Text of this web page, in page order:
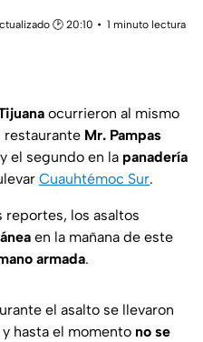
🕑 20:10
1 minuto lectura
ocurrieron al mismo
restaurante Mr. Pampas
y el segundo en la panadería
Cuauhtémoc Sur.
reportes, los asaltos
en la mañana de este
armada.
el asalto se llevaron
y hasta el momento no se